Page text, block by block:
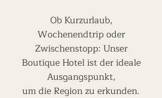
Ob Kurzurlaub,
Wochenendtrip oder
Zwischenstopp: Unser
Boutique Hotel ist der ideale
Ausgangspunkt,
um die Region zu erkunden.